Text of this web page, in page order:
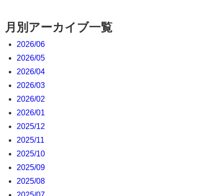
月別アーカイブ一覧
2026/06
2026/05
2026/04
2026/03
2026/02
2026/01
2025/12
2025/11
2025/10
2025/09
2025/08